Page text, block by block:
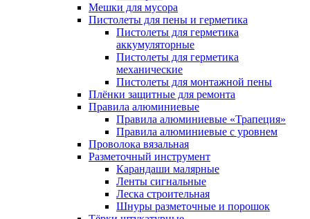
Мешки для мусора
Пистолеты для пены и герметика
Пистолеты для герметика
аккумуляторные
Пистолеты для герметика
механические
Пистолеты для монтажной пены
Плёнки защитные для ремонта
Правила алюминиевые
Правила алюминиевые «Трапеция»
Правила алюминиевые с уровнем
Проволока вязальная
Разметочный инструмент
Карандаши малярные
Ленты сигнальные
Леска строительная
Шнуры разметочные и порошок